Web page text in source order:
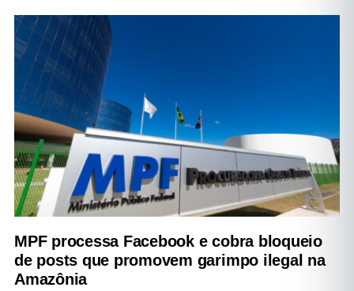
MPF processa Facebook e cobra bloqueio
de posts que promovem garimpo ilegal na
Amazônia